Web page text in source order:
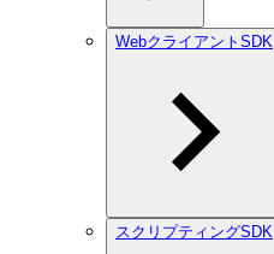
WebクライアントSDK
スクリプティングSDK